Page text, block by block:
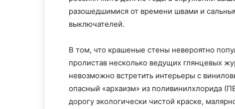
разошедшимися от времени швами и
выключателей.
В том, что крашеные стены невероятно
пролистав несколько ведущих глянцевых
невозможно встретить интерьеры с
опасный «архаизм» из поливинилхлорида
дорогу экологически чистой краске,